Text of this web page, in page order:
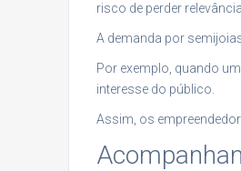
risco de perder relevância.
A demanda por
Por exemplo, quando
interesse do público.
Assim, os